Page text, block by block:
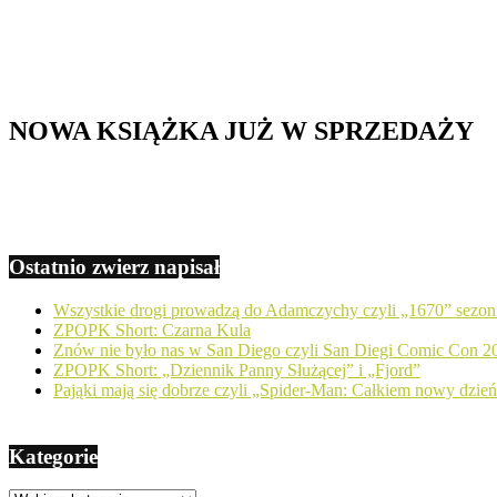
NOWA KSIĄŻKA JUŻ W SPRZEDAŻY
Ostatnio zwierz napisał
Wszystkie drogi prowadzą do Adamczychy czyli „1670”
ZPOPK Short: Czarna Kula
Znów nie było nas w San Diego czyli San Diegi Comic Con
ZPOPK Short: „Dziennik Panny Służącej” i „Fjord”
Pająki mają się dobrze czyli „Spider-Man: Całkiem nowy
Kategorie